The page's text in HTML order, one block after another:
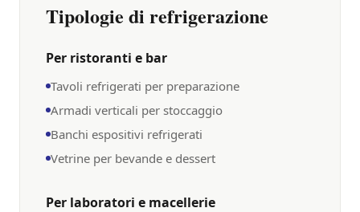
Tipologie di refrigerazione
Per ristoranti e bar
Tavoli refrigerati per preparazione
Armadi verticali per stoccaggio
Banchi espositivi refrigerati
Vetrine per bevande e dessert
Per laboratori e macellerie